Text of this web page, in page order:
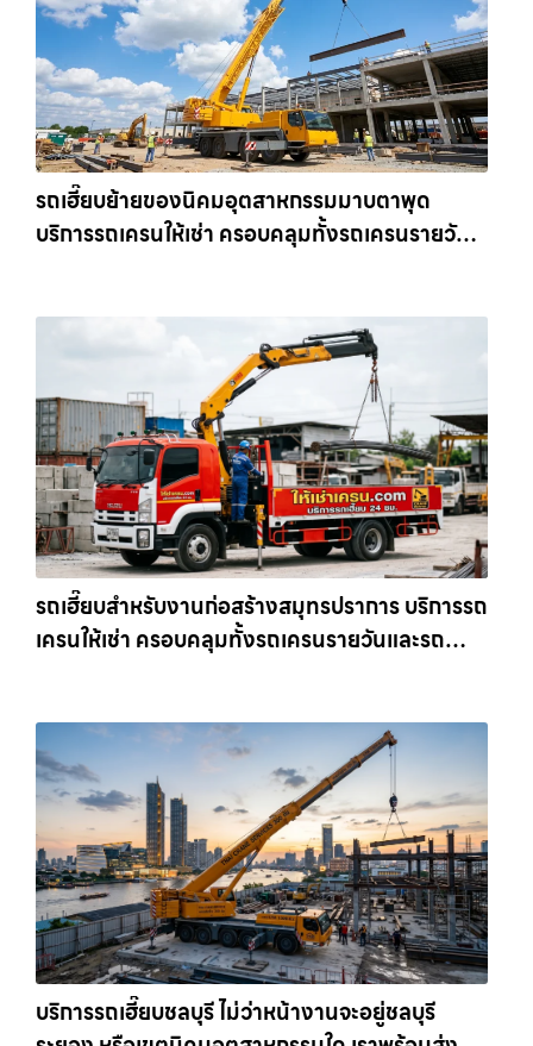
รถเฮี๊ยบย้ายของนิคมอุตสาหกรรมมาบตาพุด
บริการรถเครนให้เช่า ครอบคลุมทั้งรถเครนรายวัน
รถเฮี๊ยบสำหรับงานก่อสร้างสมุทรปราการ บริการรถ
เครนให้เช่า ครอบคลุมทั้งรถเครนรายวันและรถ
บริการรถเฮี๊ยบชลบุรี ไม่ว่าหน้างานจะอยู่ชลบุรี